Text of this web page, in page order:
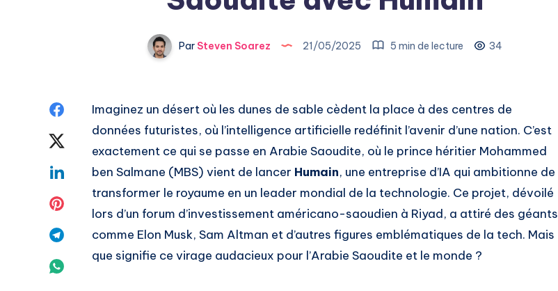
Par Steven Soarez 21/05/2025 5 min de lecture 34
Share
Facebook
Twitter
Share
Pinterest
Share
Imaginez un désert où les dunes de sable cèdent la place à des centres de
données futuristes, où l’intelligence artificielle redéfinit l’avenir d’une nation. C’est
exactement ce qui se passe en Arabie Saoudite, où le prince héritier Mohammed
ben Salmane (MBS) vient de lancer Humain, une entreprise d’IA qui ambitionne de
transformer le royaume en un leader mondial de la technologie. Ce projet, dévoilé
lors d’un forum d’investissement américano-saoudien à Riyad, a attiré des géants
comme Elon Musk, Sam Altman et d’autres figures emblématiques de la tech. Mais
que signifie ce virage audacieux pour l’Arabie Saoudite et le monde ?